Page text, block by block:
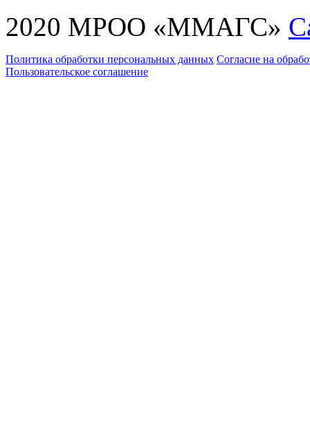
2020 МРОО «ММАГС»
Политика обработки персональных данных Согласие на
Пользовательское соглашение